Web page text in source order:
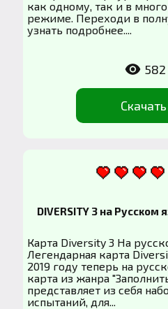
как одному, так и в
режиме. Переходи в
узнать подробнее....
Скачать
582
DIVERSITY 3 на Русском
Карта Diversity 3 На
Легендарная карта
2019 году теперь на
карта из жанра
представляет из себя
испытаний, для...